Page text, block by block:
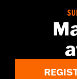
Pair
Left &